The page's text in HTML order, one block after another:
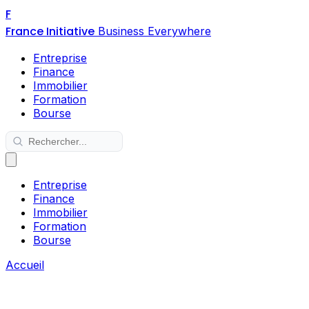
F
France Initiative Business Everywhere
Entreprise
Finance
Immobilier
Formation
Bourse
Entreprise
Finance
Immobilier
Formation
Bourse
Accueil